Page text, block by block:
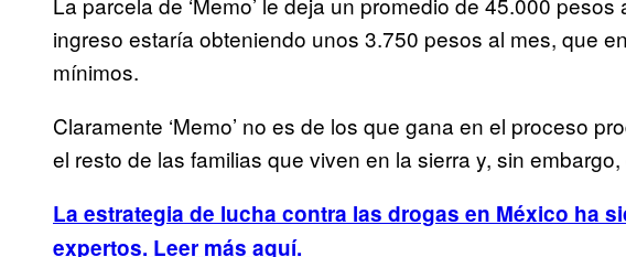
ingreso estaría obteniendo unos 3.750 pesos al mes, que
mínimos.
Claramente ‘Memo’ no es de los que gana en el proceso
el resto de las familias que viven en la sierra y, sin
La estrategia de lucha contra las drogas en México ha
expertos. Leer más aquí.